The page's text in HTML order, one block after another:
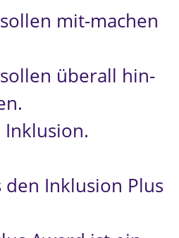
mit-machen
überall hin-
Inklusion.
den Inklusion Plus